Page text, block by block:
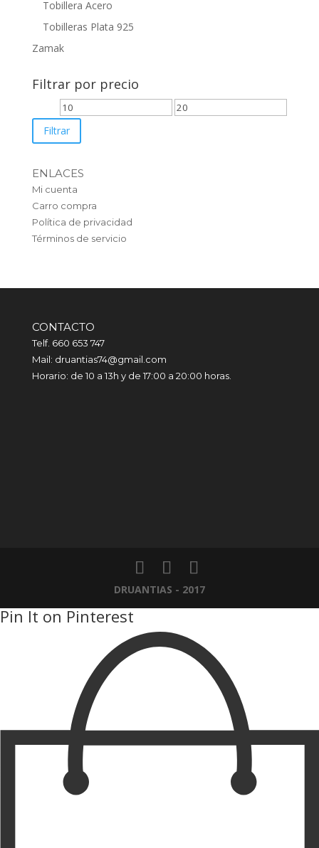
Tobillera Acero
Tobilleras Plata 925
Zamak
Filtrar por precio
Precio
mínimo
Precio
Filtrar
ENLACES
Mi cuenta
Carro compra
Política de privacidad
Términos de servicio
CONTACTO
Telf. 660 653 747
Mail: druantias74@gmail.com
Horario: de 10 a 13h y de 17:00 a 20:00 horas.
DRUANTIAS - 2017
Pin It on Pinterest